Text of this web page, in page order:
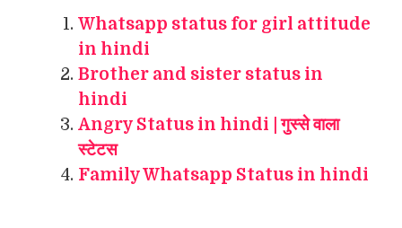
Whatsapp status for girl attitude
in hindi
Brother and sister status in
hindi
Angry Status in hindi | गुस्से वाला
स्टेटस
Family Whatsapp Status in hindi